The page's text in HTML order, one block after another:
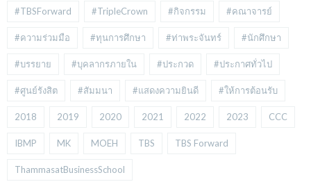
#TBSForward #TripleCrown #กิจกรรม #คณาจารย์
#ความร่วมมือ #ทุนการศึกษา #ท่าพระจันทร์ #นักศึกษา
#บรรยาย #บุคลากรภายใน #ประกวด #ประกาศทั่วไป
#ศูนย์รังสิต #สัมมนา #แสดงความยินดี #ให้การต้อนรับ
2018 2019 2020 2021 2022 2023 CCC
IBMP MK MOEH TBS TBS Forward
ThammasatBusinessSchool